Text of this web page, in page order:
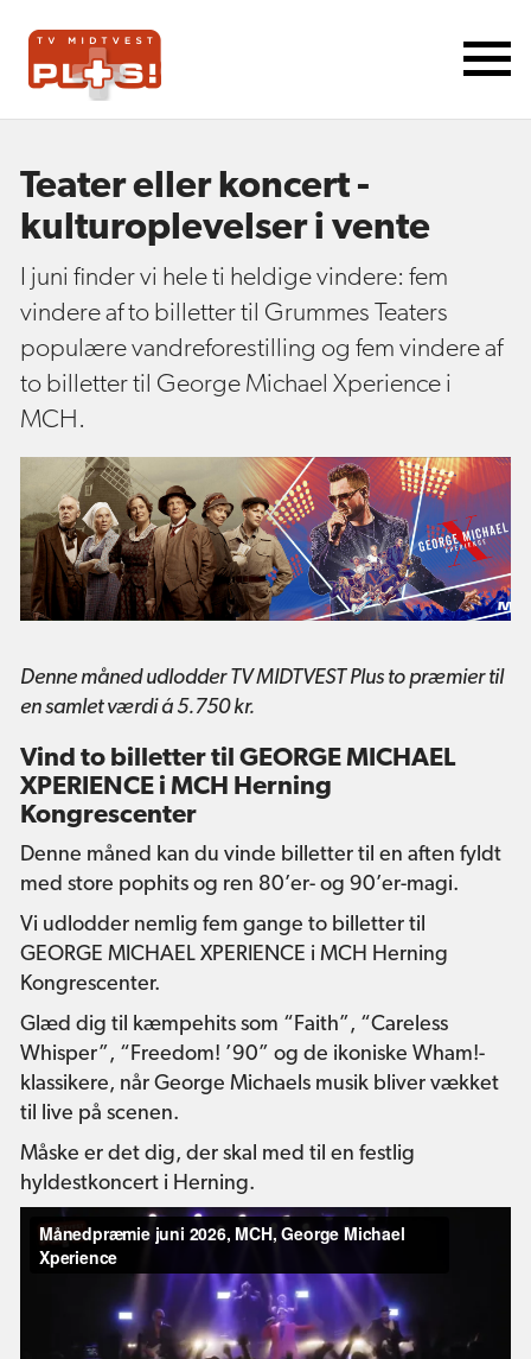
Teater eller koncert -
kulturoplevelser i vente
I juni finder vi hele ti heldige vindere: fem
vindere af to billetter til Grummes Teaters
populære vandreforestilling og fem vindere af
to billetter til George Michael Xperience i
MCH.
Denne måned udlodder TV MIDTVEST Plus to præmier til
en samlet værdi á 5.750 kr.
Vind to billetter til GEORGE MICHAEL
XPERIENCE i MCH Herning
Kongrescenter
Denne måned kan du vinde billetter til en aften fyldt
med store pophits og ren 80’er- og 90’er-magi.
Vi udlodder nemlig fem gange to billetter til
GEORGE MICHAEL XPERIENCE i MCH Herning
Kongrescenter.
Glæd dig til kæmpehits som “Faith”, “Careless
Whisper”, “Freedom! ’90” og de ikoniske Wham!-
klassikere, når George Michaels musik bliver vækket
til live på scenen.
Måske er det dig, der skal med til en festlig
hyldestkoncert i Herning.